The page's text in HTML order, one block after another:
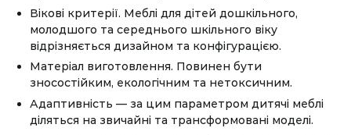
Вікові критерії. Меблі для дітей дошкільного,
молодшого та середнього шкільного віку
відрізняється дизайном та конфігурацією.
Матеріал виготовлення. Повинен бути
зносостійким, екологічним та нетоксичним.
Адаптивність — за цим параметром дитячі меблі
діляться на звичайні та трансформовані моделі.